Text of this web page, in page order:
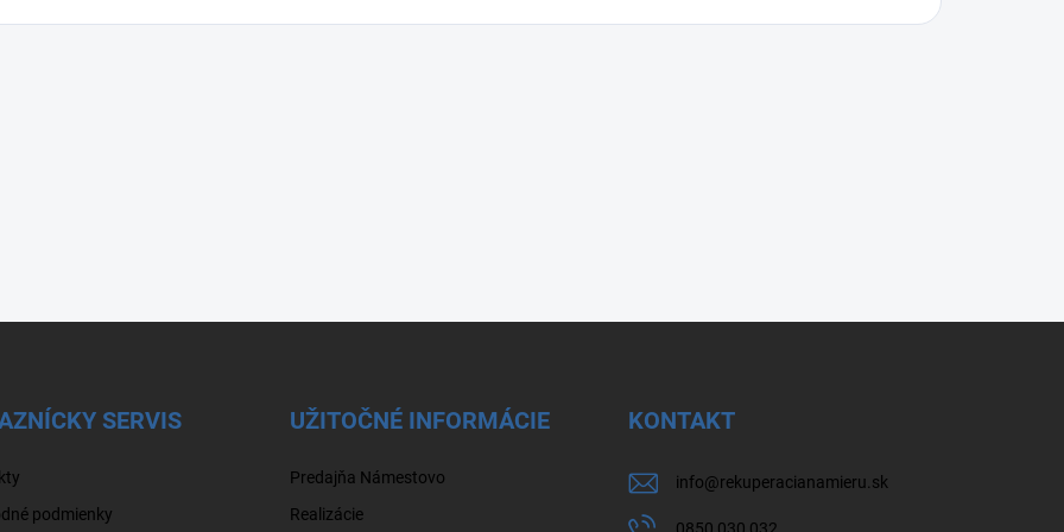
SERVIS
podmienky
UŽITOČNÉ INFORMÁCIE
Predajňa Námestovo
Realizácie
KONTAKT
info@rekuperacianamieru.sk